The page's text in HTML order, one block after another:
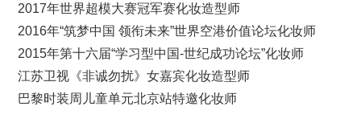
2017年世界超模大赛冠军赛化妆造型师
2016年“筑梦中国 领衔未来”世界空港价值论坛化妆师
2015年第十六届“学习型中国-世纪成功论坛”化妆师
江苏卫视《非诚勿扰》女嘉宾化妆造型师
巴黎时装周儿童单元北京站特邀化妆师